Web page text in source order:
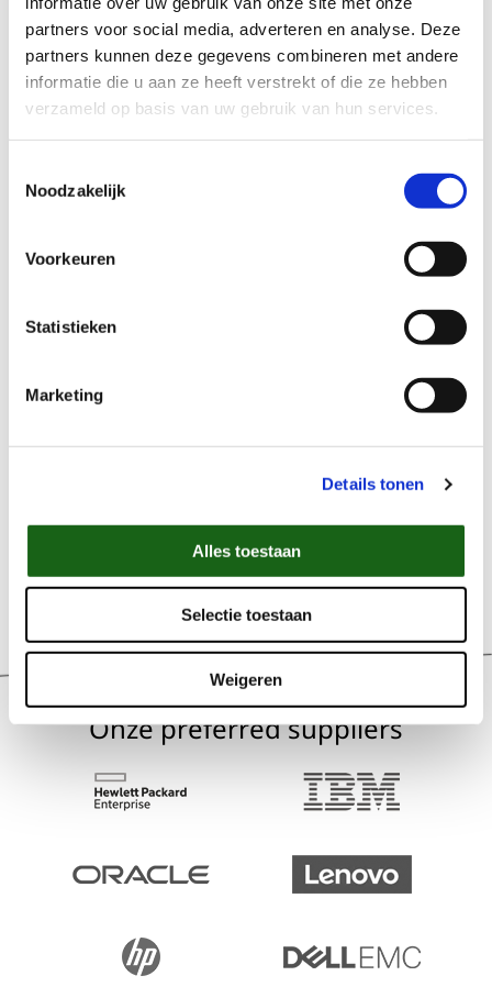
partners voor social media, adverteren en analyse. Deze
partners kunnen deze gegevens combineren met andere
informatie die u aan ze heeft verstrekt of die ze hebben
verzameld op basis van uw gebruik van hun services.
Noodzakelijk
Voorkeuren
Statistieken
Marketing
Details tonen
Alles toestaan
Selectie toestaan
Weigeren
Pre-install
Support
Diefstalverzekering
Ervaring en kennis van de verhuurspecialist
Stevige verpakking
We helpen je graag verder. Bel088 23 23
verhuur@esprit-ict.nl
Onze preferred suppliers